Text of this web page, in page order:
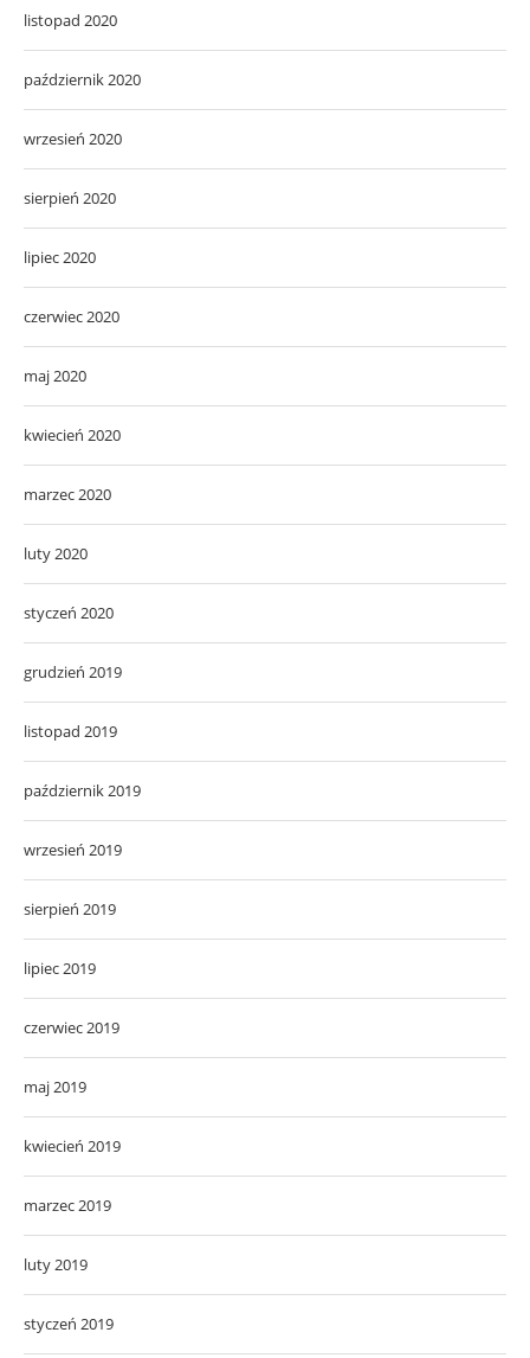
listopad 2020
październik 2020
wrzesień 2020
sierpień 2020
lipiec 2020
czerwiec 2020
maj 2020
kwiecień 2020
marzec 2020
luty 2020
styczeń 2020
grudzień 2019
listopad 2019
październik 2019
wrzesień 2019
sierpień 2019
lipiec 2019
czerwiec 2019
maj 2019
kwiecień 2019
marzec 2019
luty 2019
styczeń 2019